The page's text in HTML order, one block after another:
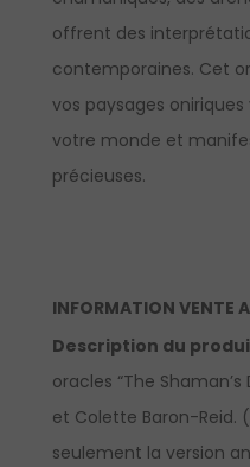
offrent des
contemporaines. Cet
vos paysages
votre monde et
précieuses.
INFORMATION VENTE
Description du
oracles “The
et Colette Baron-Reid.
seulement la version